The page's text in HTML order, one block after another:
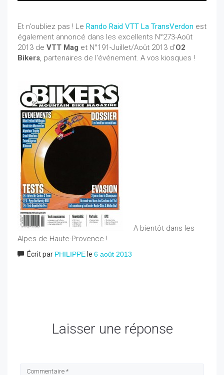
Et n'oubliez pas ! Le Rando Raid VTT La TransVerdon est
également annoncé dans les excellents N°273-Août
2013 de VTT Mag et N°191-Juillet/Août 2013 d'O2
Bikers, partenaires de l'événement. A vos kiosques !
A bientôt dans les
Alpes de Haute-Provence !
Écrit par PHILIPPE le 6 août 2013
Laisser une réponse